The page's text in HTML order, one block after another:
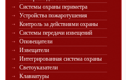
Системы охраны периметра
Устройства пожаротушения
Контроль за действиями охраны
Системы передачи извещений
Оповещатели
Извещатели
Интегрированная система охраны
Светоуказатели
Клавиатуры